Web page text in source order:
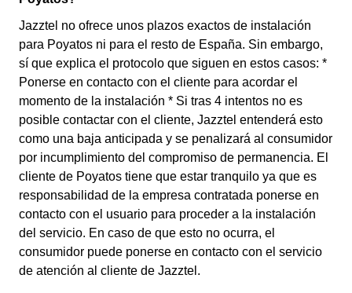
Jazztel no ofrece unos plazos exactos de instalación
para Poyatos ni para el resto de España. Sin embargo,
sí que explica el protocolo que siguen en estos casos: *
Ponerse en contacto con el cliente para acordar el
momento de la instalación * Si tras 4 intentos no es
posible contactar con el cliente, Jazztel entenderá esto
como una baja anticipada y se penalizará al consumidor
por incumplimiento del compromiso de permanencia. El
cliente de Poyatos tiene que estar tranquilo ya que es
responsabilidad de la empresa contratada ponerse en
contacto con el usuario para proceder a la instalación
del servicio. En caso de que esto no ocurra, el
consumidor puede ponerse en contacto con el servicio
de atención al cliente de Jazztel.